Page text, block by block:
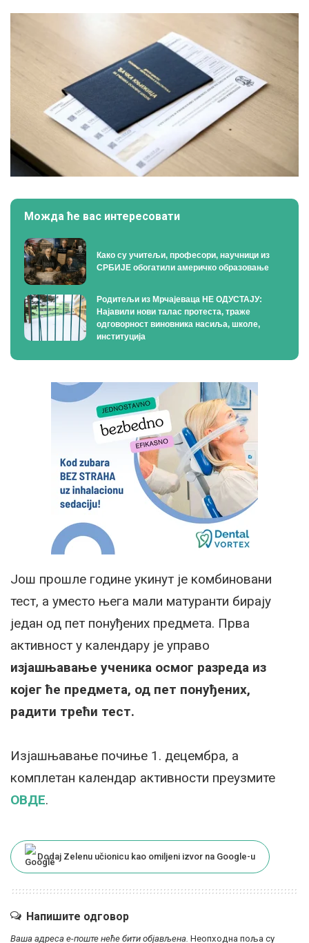
Можда ће вас интересовати
Како су учитељи, професори, научници из
СРБИЈЕ обогатили америчко образовање
Родитељи из Мрчајеваца НЕ ОДУСТАЈУ:
Најавили нови талас протеста, траже
одговорност виновника насиља, школе,
институција
Још прошле године укинут је комбиновани
тест, а уместо њега мали матуранти бирају
један од пет понуђених предмета. Прва
активност у календару је управо
изјашњавање ученика осмог разреда из
којег ће предмета, од пет понуђених,
радити трећи тест.
Изјашњавање почиње 1. децембра, а
комплетан календар активности преузмите
ОВДЕ.
Dodaj Zelenu učionicu kao omiljeni izvor na Google-u
Напишите одговор
Ваша адреса е-поште неће бити објављена. Неопходна поља су